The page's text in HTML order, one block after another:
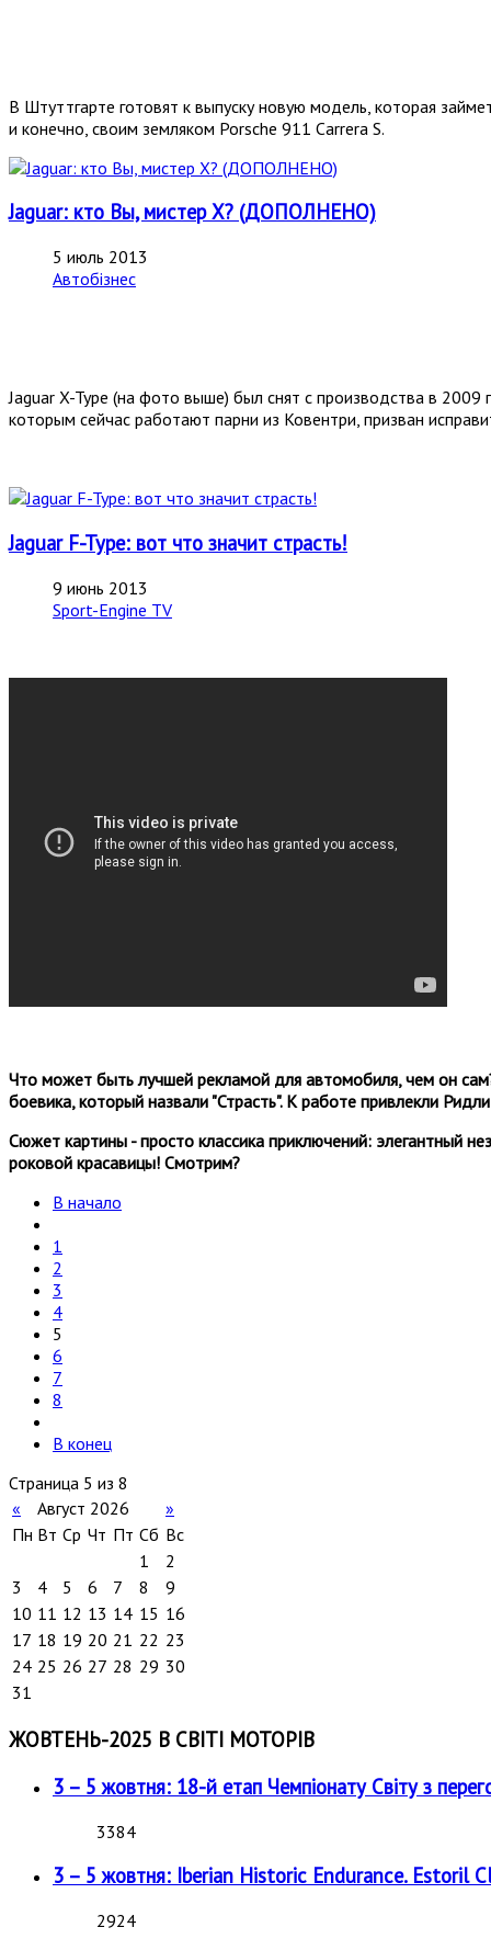
В Штуттгарте готовят к выпуску новую модель, которая
и конечно, своим земляком Porsche 911 Carrera S.
Jaguar: кто Вы, мистер Х? (ДОПОЛНЕНО)
5 июль 2013
Автобізнес
Jaguar X-Type (на фото выше) был снят с производства в 2009
которым сейчас работают парни из Ковентри, призван
Jaguar F-Type: вот что значит страсть!
9 июнь 2013
Sport-Engine TV
Что может быть лучшей рекламой для автомобиля, чем он
боевика, который назвали "Страсть". К работе привлекли
Сюжет картины - просто классика приключений: элегантный
роковой красавицы! Смотрим?
В начало
1
2
3
4
5
6
7
8
В конец
Страница 5 из 8
«
Август 2026
»
Пн Вт Ср Чт Пт Сб Вс
1
2
3
4 5 6 7 8
9
10 11 12 13 14 15 16
17 18 19 20 21 22 23
24 25 26 27 28 29 30
31
ЖОВТЕНЬ-2025 В СВІТІ МОТОРІВ
3 – 5 жовтня: 18-й етап Чемпіонату Світу з
3384
3 – 5 жовтня: Iberian Historic Endurance. Estoril
2924